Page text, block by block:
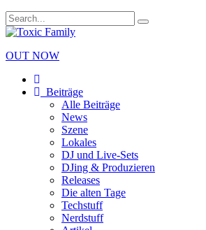
OUT NOW
Beiträge
Alle Beiträge
News
Szene
Lokales
DJ und Live-Sets
DJing & Produzieren
Releases
Die alten Tage
Techstuff
Nerdstuff